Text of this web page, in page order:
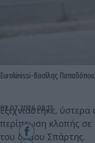
Eurokinissi-Βασίλης
03.07.2026 09:13
Εξιχνιάστηκε,
περίπτωση κλοπής σε
του δήμου Σπάρτης.